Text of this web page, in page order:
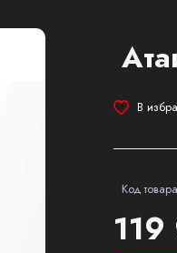
Код
В